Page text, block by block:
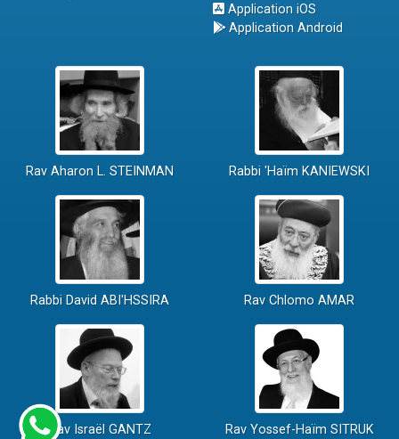
Application iOS
Application Android
Rav Aharon L. STEINMAN Rabbi 'Haïm KANIEWSKI
Rabbi David ABI'HSSIRA Rav Chlomo AMAR
Rav Israël GANTZ Rav Yossef-Haïm SITRUK